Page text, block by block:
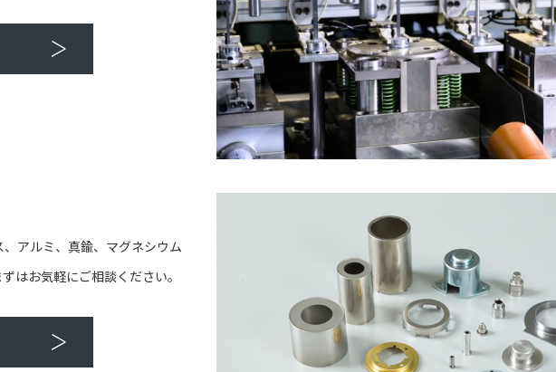
アルミ、真鍮、マグネシウム
はお気軽にご相談ください。